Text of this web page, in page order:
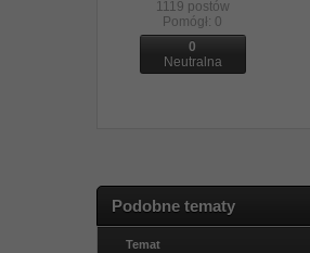
1119 postów
Pomógł: 0
0
Neutralna
Podobne tematy
Temat